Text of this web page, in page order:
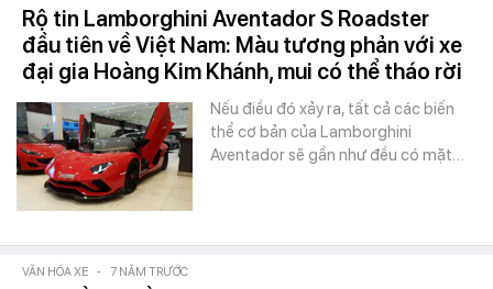
Rộ tin Lamborghini Aventador S Roadster
đầu tiên về Việt Nam: Màu tương phản với xe
đại gia Hoàng Kim Khánh, mui có thể tháo rời
Nếu điều đó xảy ra, tất cả các biến
thể cơ bản của Lamborghini
Aventador sẽ gần như đều có mặt…
VĂN HÓA XE - 7 NĂM TRƯỚC